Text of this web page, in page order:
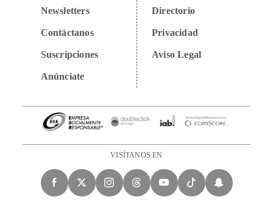
Newsletters
Contáctanos
Suscripciones
Anúnciate
Directorio
Privacidad
Aviso Legal
VISÍTANOS EN